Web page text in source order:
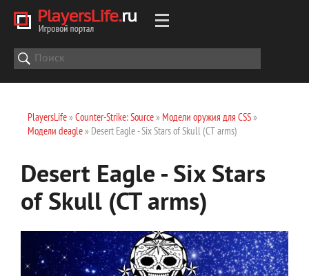
PlayersLife» Counter-Strike: Source» Модели оружия для CSS»
Модели deagle» Desert Eagle - Six Stars of Skull (CT arms)
Desert Eagle - Six Stars
of Skull (CT arms)